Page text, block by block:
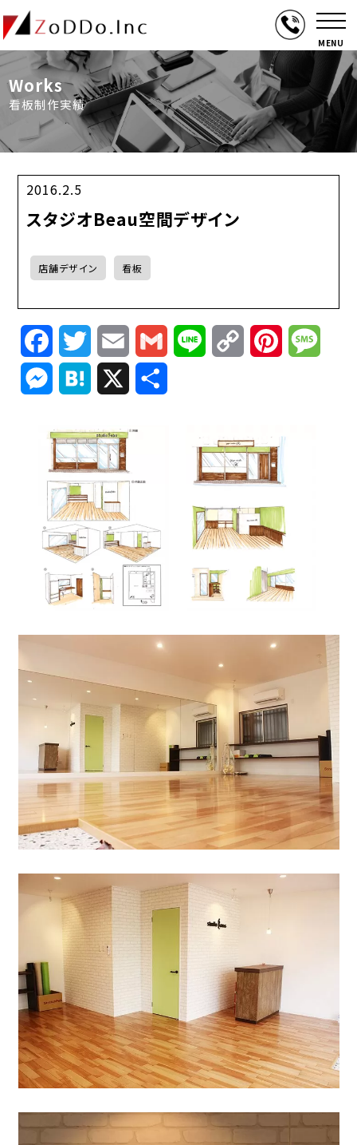
MENU
Works
看板制作実績
2016.2.5
スタジオBeau空間デザイン
店舗デザイン 看板
FacebookTwitterEmail Gmail Line
Copy
Link
Pinterest
Messenger
Hatena